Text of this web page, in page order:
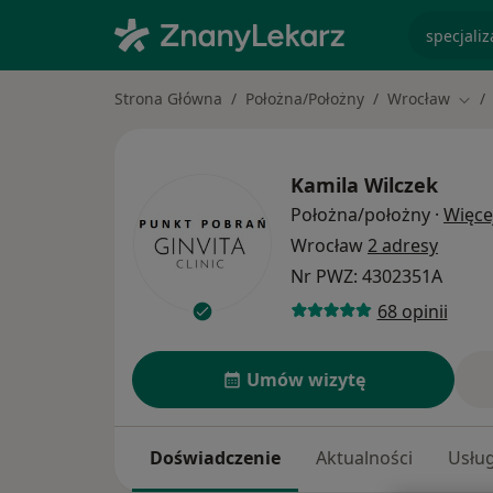
Strona Główna Położna/Położny Wrocław
Kamila Wilczek
Położna/położny ·
Wrocław2 adresy
Nr PWZ: 4302351A
68 opinii
Umów wizytę
Doświadczenie Aktualności